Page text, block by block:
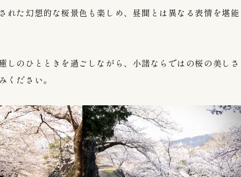
れた幻想的な桜景色も楽しめ、昼間とは異なる表情を堪能
しのひとときを過ごしながら、小諸ならではの桜の美しさ
ください。